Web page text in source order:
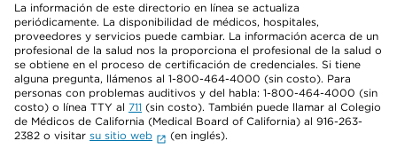
La información de este directorio en línea se actualiza
periódicamente. La disponibilidad de médicos, hospitales,
proveedores y servicios puede cambiar. La información acerca de un
profesional de la salud nos la proporciona el profesional de la salud o
se obtiene en el proceso de certificación de credenciales. Si tiene
alguna pregunta, llámenos al 1-800-464-4000 (sin costo). Para
personas con problemas auditivos y del habla: 1-800-464-4000 (sin
costo) o línea TTY al 711 (sin costo). También puede llamar al Colegio
de Médicos de California (Medical Board of California) al 916-263-
2382 o visitar su sitio web
(en inglés).